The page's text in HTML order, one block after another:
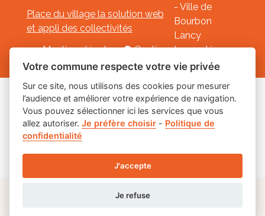
Place du village la solution web
et appli des collectivités
- Ville de
Bourbon
Lancy
Mentions légales- Gestion des cookies
Les labels
Votre commune respecte votre vie privée
Sur ce site, nous utilisons des cookies pour mesurer
l’audience et améliorer votre expérience de navigation.
Vous pouvez sélectionner ici les services que vous
allez autoriser.Je préfère choisir - Politique de
confidentialité
J'accepte
Je refuse